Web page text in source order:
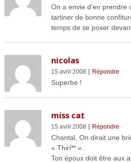
On a envie d’en prendre
tartiner de bonne
temps de se poser
nicolas
15 avril 2008 | Répondre
Superbe !
miss cat
15 avril 2008 | Répondre
Chantal, On dirait une
« Thiri** ».
Ton époux doit être aux